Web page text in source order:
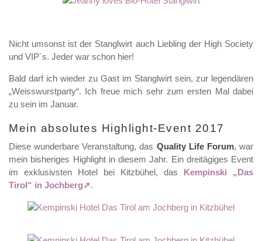
Nicht umsonst ist der Stanglwirt auch Liebling der High Society
und VIP´s. Jeder war schon hier!
Bald darf ich wieder zu Gast im Stanglwirt sein, zur legendären
„Weisswurstparty“. Ich freue mich sehr zum ersten Mal dabei
zu sein im Januar.
Mein absolutes Highlight-Event 2017
Diese wunderbare Veranstaltung, das Quality Life Forum, war
mein bisheriges Highlight in diesem Jahr. Ein dreitägiges Event
im exklusivsten Hotel bei Kitzbühel, das Kempinski „Das
Tirol“ in Jochberg
.